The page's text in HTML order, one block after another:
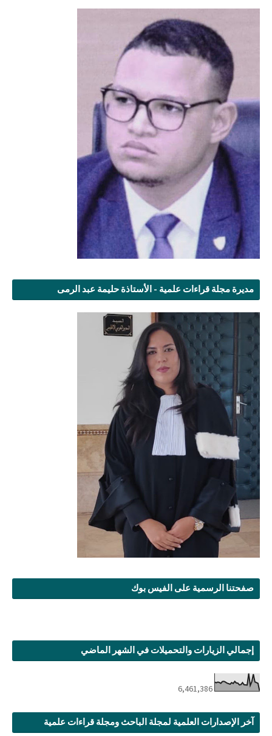
مديرة مجلة قراءات علمية - الأستاذة حليمة عبد الرمى
صفحتنا الرسمية على الفيس بوك
إجمالي الزيارات والتحميلات في الشهر الماضي
6,461,386
آخر الإصدارات العلمية لمجلة الباحث ومجلة قراءات علمية